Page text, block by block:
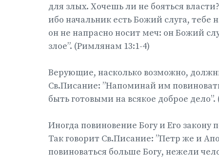
для злых. Хочешь ли не бояться
ибо начальник есть Божий слуга, тебе
он не напрасно носит меч: он Божий
злое”. (Римлянам 13:1-4)
Верующие, насколько возможно,
Св.Писание: ”Напоминай им
быть готовыми на всякое доброе дело”.
Иногда повиновение Богу и Его
Так говорит Св.Писание: ”Петр же и
повиноваться больше Богу, нежели